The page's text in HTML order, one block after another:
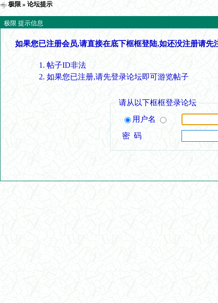
极限 » 论坛提示
极限 提示信息
如果您已注册会员,请直接在底下框框登陆,如还没注册请先
帖子ID非法
如果您已注册,请先登录论坛即可游览帖子
请从以下框框登录论坛
用户名
密 码